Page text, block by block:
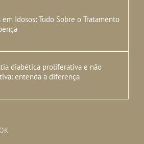
em Idosos: Tudo Sobre o Tratamento
diabética proliferativa e não
entenda a diferença